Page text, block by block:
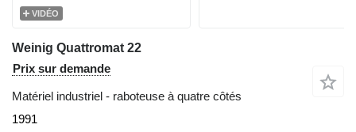
VIDÉO
Weinig Quattromat 22
Prix sur demande
Matériel industriel - raboteuse à quatre côtés
1991